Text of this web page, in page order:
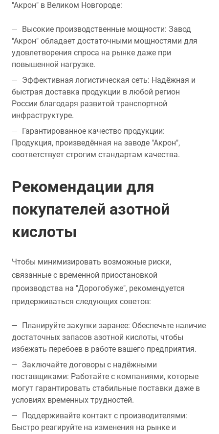
"Акрон" в Великом Новгороде:
Высокие производственные мощности: Завод
"Акрон" обладает достаточными мощностями для
удовлетворения спроса на рынке даже при
повышенной нагрузке.
Эффективная логистическая сеть: Надёжная и
быстрая доставка продукции в любой регион
России благодаря развитой транспортной
инфраструктуре.
Гарантированное качество продукции:
Продукция, произведённая на заводе "Акрон",
соответствует строгим стандартам качества.
Рекомендации для
покупателей азотной
кислоты
Чтобы минимизировать возможные риски,
связанные с временной приостановкой
производства на "Дорогобуже", рекомендуется
придерживаться следующих советов:
Планируйте закупки заранее: Обеспечьте наличие
достаточных запасов азотной кислоты, чтобы
избежать перебоев в работе вашего предприятия.
Заключайте договоры с надёжными
поставщиками: Работайте с компаниями, которые
могут гарантировать стабильные поставки даже в
условиях временных трудностей.
Поддерживайте контакт с производителями:
Быстро реагируйте на изменения на рынке и